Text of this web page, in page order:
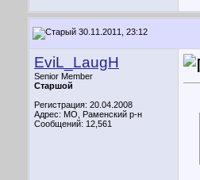
30.11.2011, 23:12
EviL_LaugH
Senior Member
Старшой
Регистрация: 20.04.2008
Адрес: МО, Раменский р-н
Сообщений: 12,561